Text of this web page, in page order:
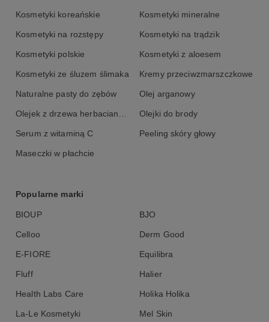
Kosmetyki koreańskie Kosmetyki mineralne
Kosmetyki na rozstępy Kosmetyki na trądzik
Kosmetyki polskie Kosmetyki z aloesem
Kosmetyki ze śluzem ślimaka Kremy przeciwzmarszczkowe
Naturalne pasty do zębów Olej arganowy
Olejek z drzewa herbacianego Olejki do brody
Serum z witaminą C Peeling skóry głowy
Maseczki w płachcie
Popularne marki
BIOUP BJO
Celloo Derm Good
E-FIORE Equilibra
Fluff Halier
Health Labs Care Holika Holika
La-Le Kosmetyki Mel Skin